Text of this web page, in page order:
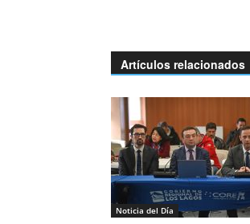
Artículos relacionados
Noticia del Día